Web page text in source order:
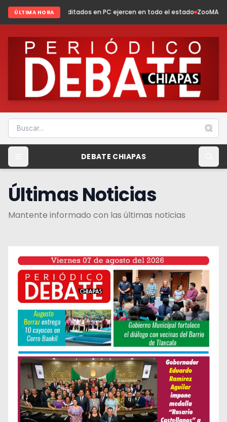
ÚLTIMA HORA
en PC ejercen en todo el estado ZooMAT evoluciona:
DEBATE CHIAPAS
Últimas Noticias
Mantente informado con las últimas noticias